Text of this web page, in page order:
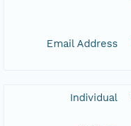
Email Address
Individual